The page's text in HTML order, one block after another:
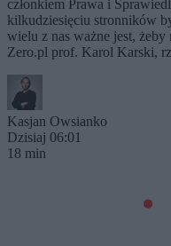
członkiem Prawa i
kilkudziesięciu stronników
wielu z nas ważne jest,
Zero.pl prof. Karol Karski,
Kasjan Owsianko
Dzisiaj 06:01
18 min